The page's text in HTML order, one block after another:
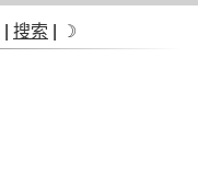
搜索 ☽